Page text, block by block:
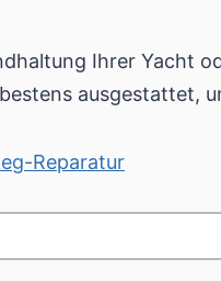
Ihrer Yacht
ausgestattet,
Reparatur